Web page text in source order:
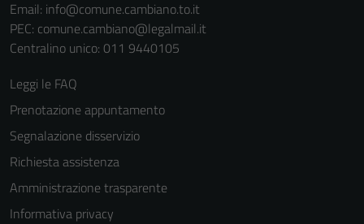
Email: info@comune.cambiano.to.it
PEC: comune.cambiano@legalmail.it
Centralino unico: 011 9440105
Leggi le FAQ
Prenotazione appuntamento
Segnalazione disservizio
Richiesta assistenza
Amministrazione trasparente
Informativa privacy